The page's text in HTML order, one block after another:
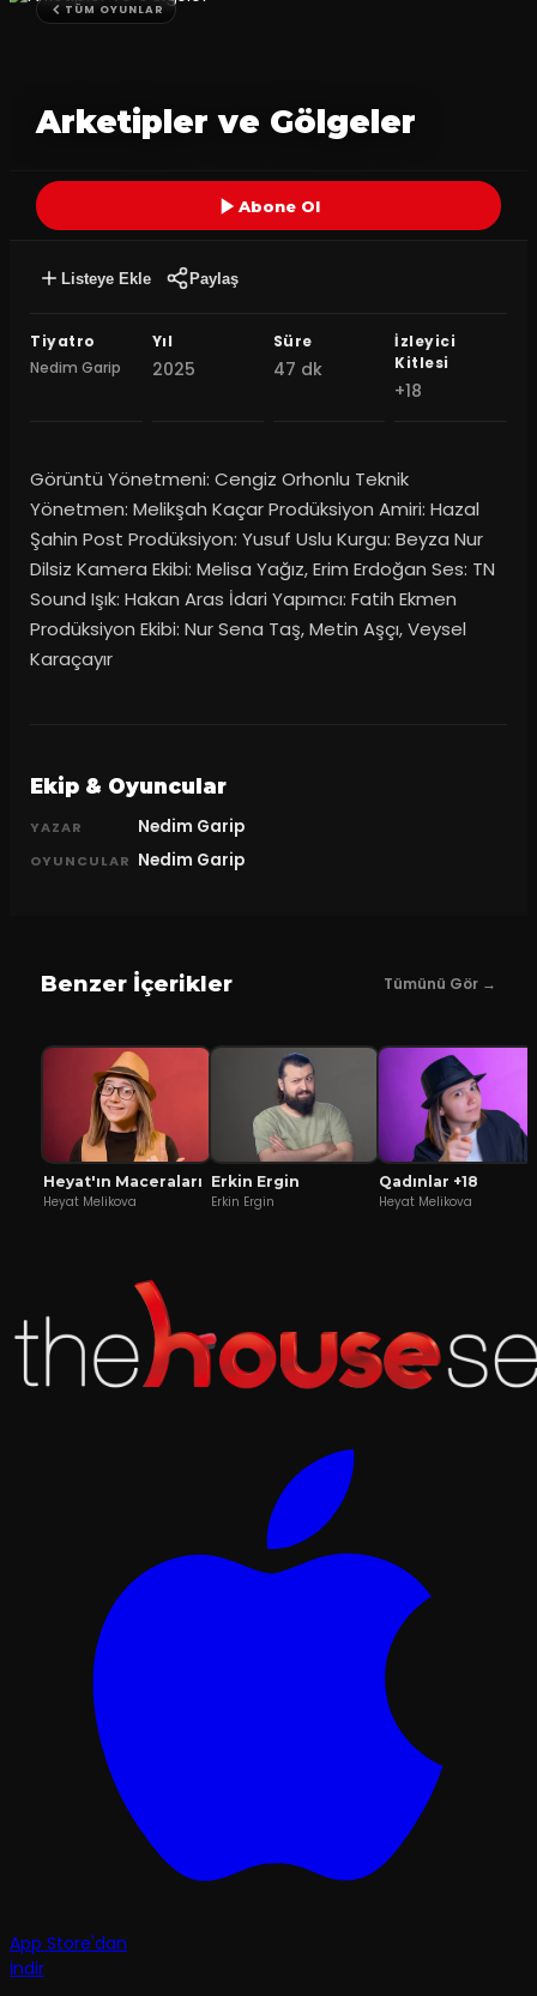
TÜM OYUNLAR
Arketipler ve Gölgeler
Abone Ol
Listeye Ekle Paylaş
Tiyatro
Nedim Garip
Yıl
2025
Süre
47 dk
İzleyici
Kitlesi
+18
Görüntü Yönetmeni: Cengiz Orhonlu Teknik
Yönetmen: Melikşah Kaçar Prodüksiyon Amiri: Hazal
Şahin Post Prodüksiyon: Yusuf Uslu Kurgu: Beyza Nur
Dilsiz Kamera Ekibi: Melisa Yağız, Erim Erdoğan Ses: TN
Sound Işık: Hakan Aras İdari Yapımcı: Fatih Ekmen
Prodüksiyon Ekibi: Nur Sena Taş, Metin Aşçı, Veysel
Karaçayır
Ekip & Oyuncular
YAZAR Nedim Garip
OYUNCULAR Nedim Garip
Benzer İçerikler Tümünü Gör →
Heyat'ın Maceraları
Heyat Melikova
Erkin Ergin
Erkin Ergin
Qadınlar +18
Heyat Melikova
App Store'dan
İndir